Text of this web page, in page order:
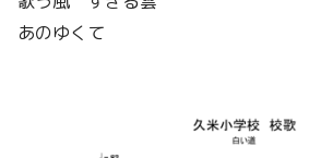
あのゆくて